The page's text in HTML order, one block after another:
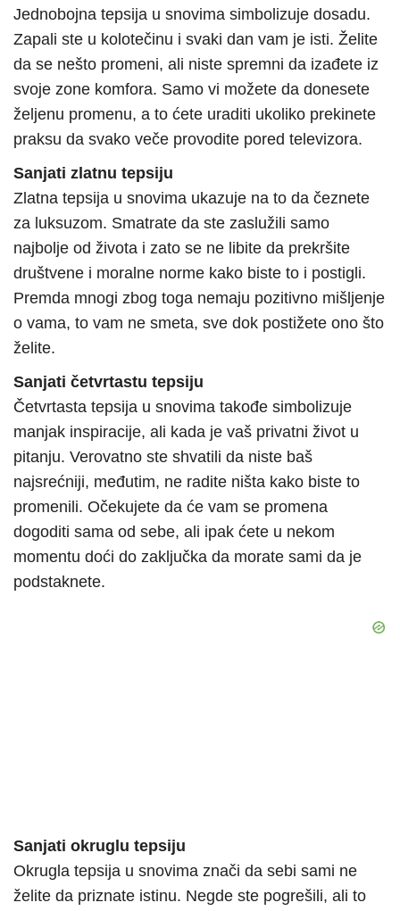
Jednobojna tepsija u snovima simbolizuje dosadu.
Zapali ste u kolotečinu i svaki dan vam je isti. Želite
da se nešto promeni, ali niste spremni da izađete iz
svoje zone komfora. Samo vi možete da donesete
željenu promenu, a to ćete uraditi ukoliko prekinete
praksu da svako veče provodite pored televizora.
Sanjati zlatnu tepsiju
Zlatna tepsija u snovima ukazuje na to da čeznete
za luksuzom. Smatrate da ste zaslužili samo
najbolje od života i zato se ne libite da prekršite
društvene i moralne norme kako biste to i postigli.
Premda mnogi zbog toga nemaju pozitivno mišljenje
o vama, to vam ne smeta, sve dok postižete ono što
želite.
Sanjati četvrtastu tepsiju
Četvrtasta tepsija u snovima takođe simbolizuje
manjak inspiracije, ali kada je vaš privatni život u
pitanju. Verovatno ste shvatili da niste baš
najsrećniji, međutim, ne radite ništa kako biste to
promenili. Očekujete da će vam se promena
dogoditi sama od sebe, ali ipak ćete u nekom
momentu doći do zaključka da morate sami da je
podstaknete.
Sanjati okruglu tepsiju
Okrugla tepsija u snovima znači da sebi sami ne
želite da priznate istinu. Negde ste pogrešili, ali to